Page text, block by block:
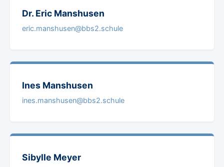
Dr. Eric Manshusen
eric.manshusen@bbs2.schule
Ines Manshusen
ines.manshusen@bbs2.schule
Sibylle Meyer